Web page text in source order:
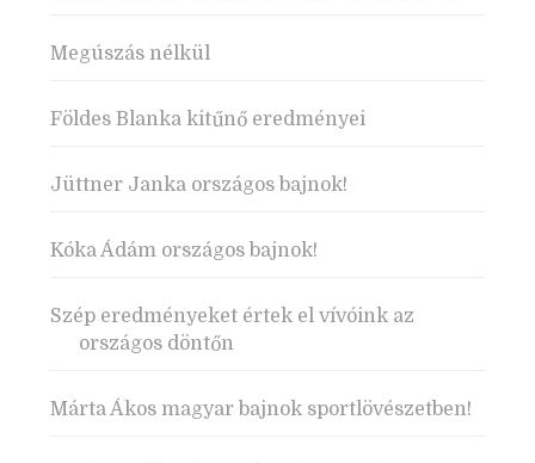
Megúszás nélkül
Földes Blanka kitűnő eredményei
Jüttner Janka országos bajnok!
Kóka Ádám országos bajnok!
Szép eredményeket értek el vívóink az
országos döntőn
Márta Ákos magyar bajnok sportlövészetben!